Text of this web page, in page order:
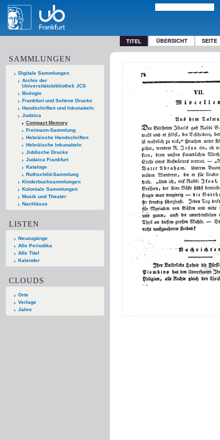
TITEL ÜBERSICHT SEITE
SAMMLUNGEN
Digitale Sammlungen
Archiv der
Universitätsbibliothek JCS
Biologie
Frankfurt und Seltene Drucke
Handschriften und Inkunabeln
Judaica
Compact Memory
Freimann-Sammlung
Hebräische Handschriften
Hebräische Inkunabeln
Jiddische Drucke
Judaica Frankfurt
Kataloge
Rothschild-Sammlung
Kinderbuchsammlungen
Koloniale Sammlungen
Musik und Theater
Nachlässe
LISTEN
Neuzugänge
Alle Periodika
Alle Titel
Kalender
CLOUDS
Orte
Verlage
Jahre